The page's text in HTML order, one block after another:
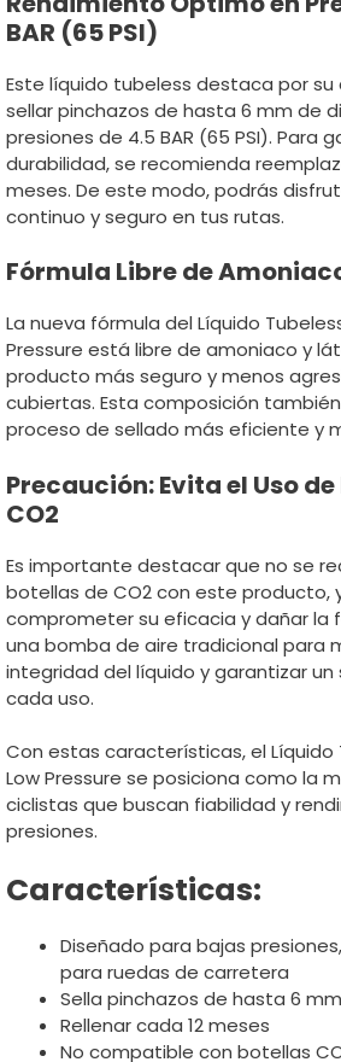
BAR (65 PSI)
Este líquido tubeless destaca por
sellar pinchazos de hasta 6 mm de
presiones de 4.5 BAR (65 PSI). Para
durabilidad, se recomienda
meses. De este modo, podrás
continuo y seguro en tus rutas.
Fórmula Libre de
La nueva fórmula del Líquido
Pressure está libre de amoniaco y
producto más seguro y menos
cubiertas. Esta composición
proceso de sellado más eficiente y
Precaución: Evita el Uso
CO2
Es importante destacar que no se
botellas de CO2 con este producto,
comprometer su eficacia y dañar la
una bomba de aire tradicional para
integridad del líquido y garantizar
cada uso.
Con estas características, el Líquido
Low Pressure se posiciona como la
ciclistas que buscan fiabilidad y
presiones.
Características:
Diseñado para bajas
para ruedas de carretera
Sella pinchazos de hasta 6 mm
Rellenar cada 12 meses
No compatible con botellas